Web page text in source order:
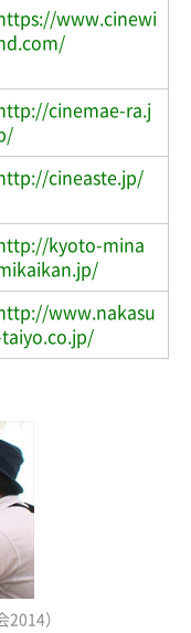
https://www.cinewi
http://cinemae-ra.j
http://cineaste.jp/
http://kyoto-mina
http://www.nakasu
2014）